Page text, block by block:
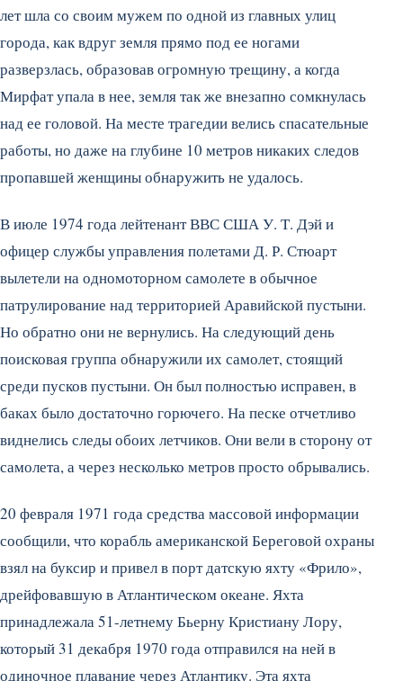
лет шла со своим мужем по одной из главных улиц
города, как вдруг земля прямо под ее ногами
разверзлась, образовав огромную трещину, а когда
Мирфат упала в нее, земля так же внезапно сомкнулась
над ее головой. На месте трагедии велись спасательные
работы, но даже на глубине 10 метров никаких следов
пропавшей женщины обнаружить не удалось.
В июле 1974 года лейтенант ВВС США У. Т. Дэй и
офицер службы управления полетами Д. Р. Стюарт
вылетели на одномоторном самолете в обычное
патрулирование над территорией Аравийской пустыни.
Но обратно они не вернулись. На следующий день
поисковая группа обнаружили их самолет, стоящий
среди пусков пустыни. Он был полностью исправен, в
баках было достаточно горючего. На песке отчетливо
виднелись следы обоих летчиков. Они вели в сторону от
самолета, а через несколько метров просто обрывались.
20 февраля 1971 года средства массовой информации
сообщили, что корабль американской Береговой охраны
взял на буксир и привел в порт датскую яхту «Фрило»,
дрейфовавшую в Атлантическом океане. Яхта
принадлежала 51-летнему Бьерну Кристиану Лору,
который 31 декабря 1970 года отправился на ней в
одиночное плавание через Атлантику. Эта яхта